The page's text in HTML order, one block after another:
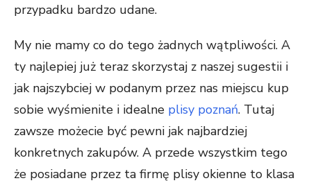
przypadku bardzo udane.
My nie mamy co do tego żadnych wątpliwości. A
ty najlepiej już teraz skorzystaj z naszej sugestii i
jak najszybciej w podanym przez nas miejscu kup
sobie wyśmienite i idealne plisy poznań. Tutaj
zawsze możecie być pewni jak najbardziej
konkretnych zakupów. A przede wszystkim tego
że posiadane przez ta firmę plisy okienne to klasa